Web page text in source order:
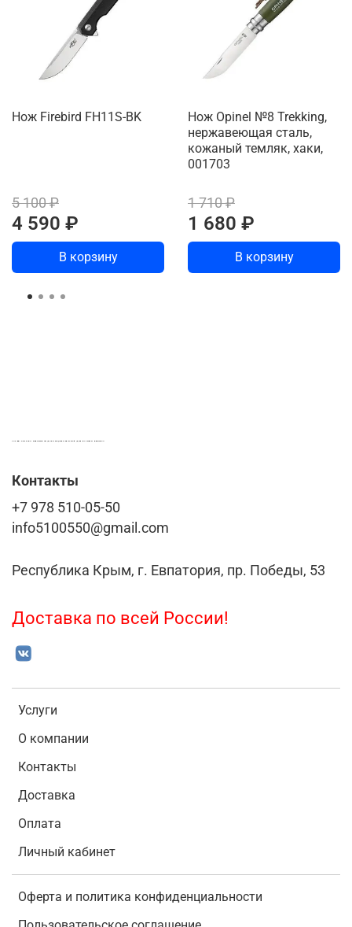
Нож Firebird FH11S-BK
5 100 ₽
4 590 ₽
В корзину
Нож Opinel №8 Trekking,
нержавеющая сталь,
кожаный темляк, хаки,
001703
1 710 ₽
1 680 ₽
В корзину
Услуги
О компании
Контакты
Доставка
Оплата
Личный кабинет
Оферта и политика конфиденциальности
Контакты
+7 978 510-05-50
info5100550@gmail.com
Республика Крым, г. Евпатория, пр. Победы, 53
Доставка по всей России!